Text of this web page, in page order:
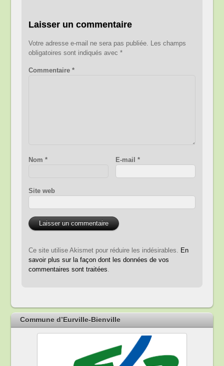
Laisser un commentaire
Votre adresse e-mail ne sera pas publiée. Les champs
obligatoires sont indiqués avec*
Commentaire*
Nom* E-mail *
Site web
Ce site utilise Akismet pour réduire les indésirables. En
savoir plus sur la façon dont les données de vos
commentaires sont traitées.
Commune d’Eurville-Bienville